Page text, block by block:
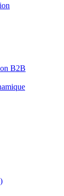
B2B